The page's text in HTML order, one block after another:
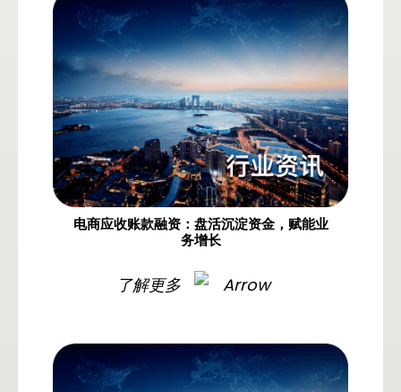
电商应收账款融资：盘活沉淀资金，赋能业
务增长
了解更多